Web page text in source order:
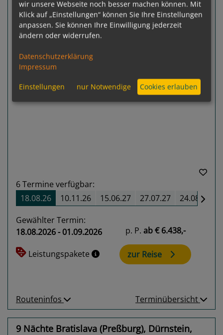
Scenic Jasper
Amsterdam - Budapest
Previous Next
6Termine verfügbar:
18.08.26
10.11.26 15.06.27 27.07.27 24.08.27
Gewählter Termin:
18.08.2026 - 01.09.2026
Leistungspakete
p. P. ab€ 6.438,-
zur Reise
Routeninfos Terminübersicht
9 Nächte Bratislava (Preßburg), Dürnstein,
wir unsere Webseite noch besser machen können. Mit
Klick auf „Einstellungen“ können Sie Ihre Einstellungen
anpassen. Sie können Ihre Einwilligung jederzeit
ändern oder widerrufen.
Datenschutzerklärung
Impressum
Einstellungen nur Notwendige Cookies erlauben